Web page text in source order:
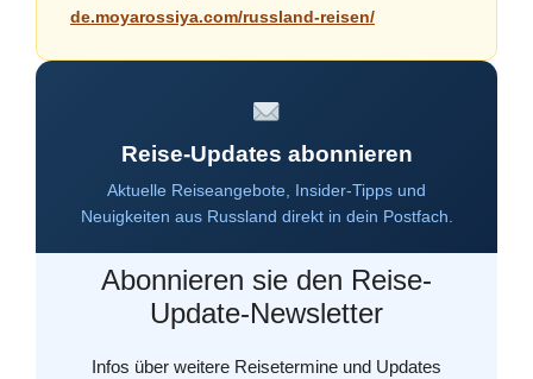
de.moyarossiya.com/russland-reisen/
Reise-Updates abonnieren
Aktuelle Reiseangebote, Insider-Tipps und
Neuigkeiten aus Russland direkt in dein Postfach.
Abonnieren sie den Reise-
Update-Newsletter
Infos über weitere Reisetermine und Updates